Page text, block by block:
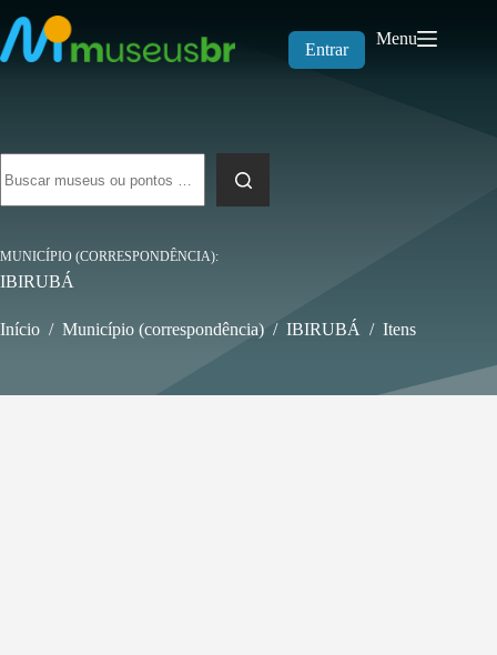
para
o
conteúdo
Entrar
Menu
resultados
MUNICÍPIO (CORRESPONDÊNCIA)
IBIRUBÁ
Início / Município (correspondência) / IBIRUBÁ / Itens